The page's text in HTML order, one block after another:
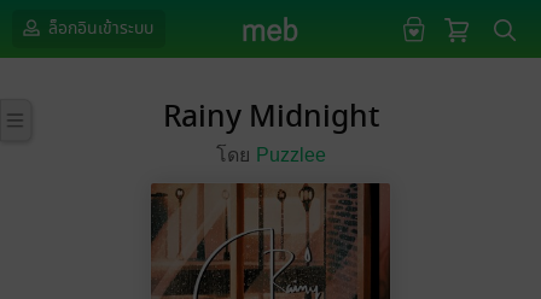
ล็อกอินเข้าระบบ
Rainy Midnight
โดย Puzzlee